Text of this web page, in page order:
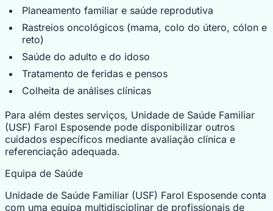
Planeamento familiar e saúde reprodutiva
Rastreios oncológicos (mama, colo do útero, cólon e
reto)
Saúde do adulto e do idoso
Tratamento de feridas e pensos
Colheita de análises clínicas
Para além destes serviços, Unidade de Saúde Familiar
(USF) Farol Esposende pode disponibilizar outros
cuidados específicos mediante avaliação clínica e
referenciação adequada.
Equipa de Saúde
Unidade de Saúde Familiar (USF) Farol Esposende conta
com uma equipa multidisciplinar de profissionais de